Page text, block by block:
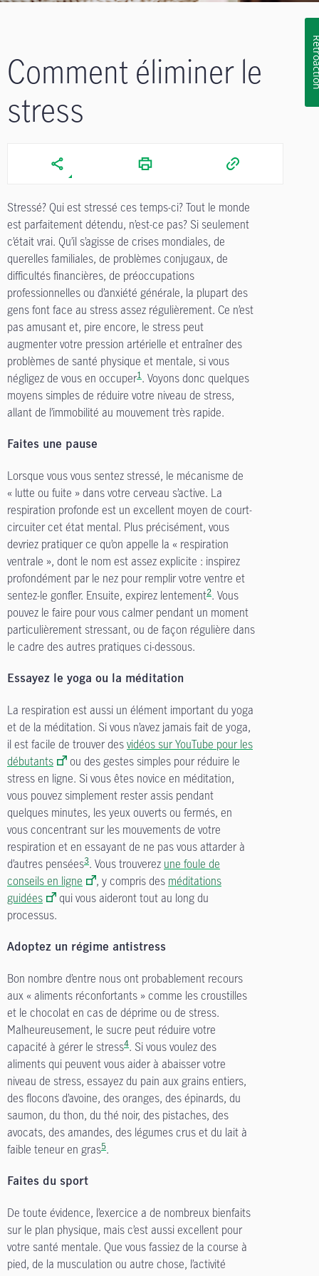
Comment éliminer le
stress
Stressé? Qui est stressé ces temps-ci? Tout le monde
est parfaitement détendu, n’est-ce pas? Si seulement
c’était vrai. Qu’il s’agisse de crises mondiales, de
querelles familiales, de problèmes conjugaux, de
difficultés financières, de préoccupations
professionnelles ou d’anxiété générale, la plupart des
gens font face au stress assez régulièrement. Ce n’est
pas amusant et, pire encore, le stress peut
augmenter votre pression artérielle et entraîner des
problèmes de santé physique et mentale, si vous
négligez de vous en occuper1. Voyons donc quelques
moyens simples de réduire votre niveau de stress,
allant de l’immobilité au mouvement très rapide.
Faites une pause
Lorsque vous vous sentez stressé, le mécanisme de
« lutte ou fuite » dans votre cerveau s’active. La
respiration profonde est un excellent moyen de court-
circuiter cet état mental. Plus précisément, vous
devriez pratiquer ce qu’on appelle la « respiration
ventrale », dont le nom est assez explicite : inspirez
profondément par le nez pour remplir votre ventre et
sentez-le gonfler. Ensuite, expirez lentement2. Vous
pouvez le faire pour vous calmer pendant un moment
particulièrement stressant, ou de façon régulière dans
le cadre des autres pratiques ci-dessous.
Essayez le yoga ou la méditation
La respiration est aussi un élément important du yoga
et de la méditation. Si vous n’avez jamais fait de yoga,
il est facile de trouver desvidéos sur YouTube pour les
débutants
ou des gestes simples pour réduire le
stress en ligne. Si vous êtes novice en méditation,
vous pouvez simplement rester assis pendant
quelques minutes, les yeux ouverts ou fermés, en
vous concentrant sur les mouvements de votre
respiration et en essayant de ne pas vous attarder à
d’autres pensées3. Vous trouverez une foule de
conseils en ligne
, y compris des méditations
guidées
qui vous aideront tout au long du
processus.
Adoptez un régime antistress
Bon nombre d’entre nous ont probablement recours
aux « aliments réconfortants » comme les croustilles
et le chocolat en cas de déprime ou de stress.
Malheureusement, le sucre peut réduire votre
capacité à gérer le stress4. Si vous voulez des
aliments qui peuvent vous aider à abaisser votre
niveau de stress, essayez du pain aux grains entiers,
des flocons d’avoine, des oranges, des épinards, du
saumon, du thon, du thé noir, des pistaches, des
avocats, des amandes, des légumes crus et du lait à
faible teneur en gras5.
Faites du sport
De toute évidence, l’exercice a de nombreux bienfaits
sur le plan physique, mais c’est aussi excellent pour
votre santé mentale. Que vous fassiez de la course à
pied, de la musculation ou autre chose, l’activité